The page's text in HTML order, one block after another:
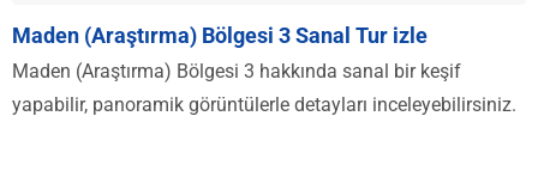
Maden (Araştırma) Bölgesi 3 Sanal Tur izle
Maden (Araştırma) Bölgesi 3 hakkında sanal bir keşif
yapabilir, panoramik görüntülerle detayları inceleyebilirsiniz.